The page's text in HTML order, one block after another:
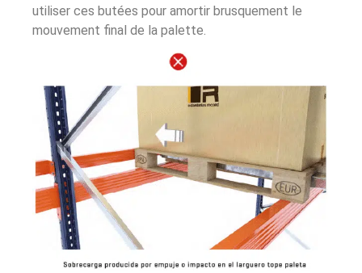
utiliser ces butées pour amortir brusquement le
mouvement final de la palette.